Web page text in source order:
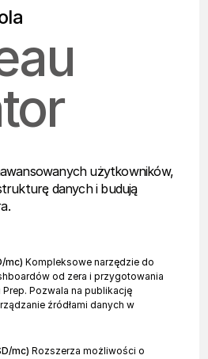
użytkowników,
danych i budują
mc) Kompleksowe narzędzie do
od zera i przygotowania
Pozwala na publikację
źródłami danych w
mc) Rozszerza możliwości o